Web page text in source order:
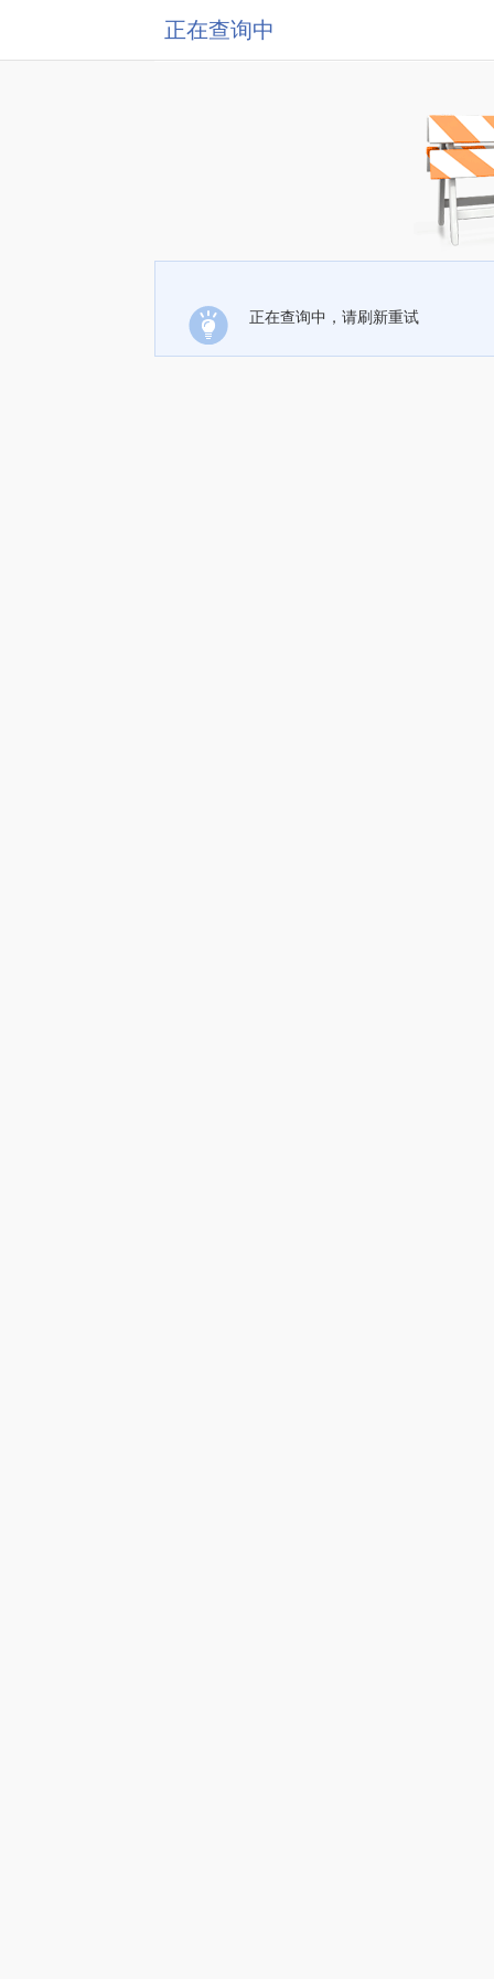
正在查询中
正在查询中，请刷新重试